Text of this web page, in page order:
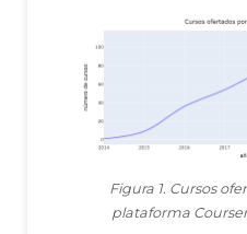
Figura 1. Cursos
plataforma